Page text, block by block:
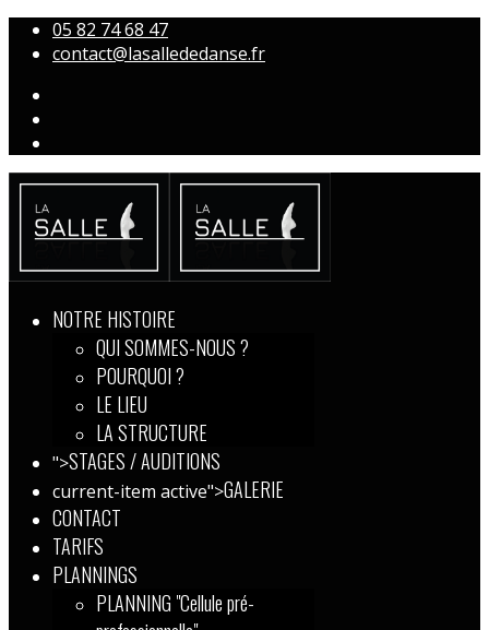
05 82 74 68 47
contact@lasallededanse.fr
NOTRE HISTOIRE
QUI SOMMES-NOUS ?
POURQUOI ?
LE LIEU
LA STRUCTURE
">STAGES / AUDITIONS
current-item active">GALERIE
CONTACT
TARIFS
PLANNINGS
PLANNING "Cellule pré-